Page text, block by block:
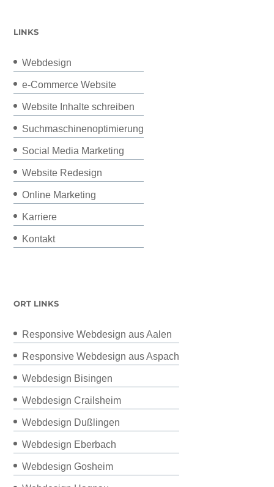
LINKS
Webdesign
e-Commerce Website
Website Inhalte schreiben
Suchmaschinenoptimierung
Social Media Marketing
Website Redesign
Online Marketing
Karriere
Kontakt
ORT LINKS
Responsive Webdesign aus Aalen
Responsive Webdesign aus Aspach
Webdesign Bisingen
Webdesign Crailsheim
Webdesign Dußlingen
Webdesign Eberbach
Webdesign Gosheim